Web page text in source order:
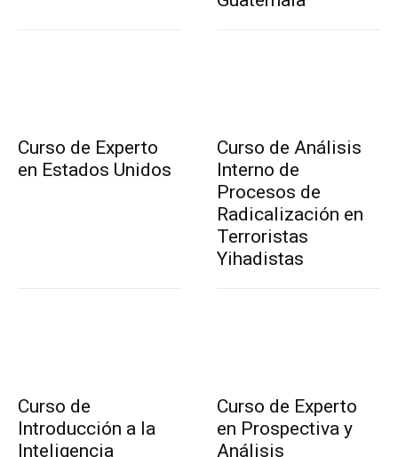
Curso de Experto
en Estados Unidos
Curso de Análisis
Interno de
Procesos de
Radicalización en
Terroristas
Yihadistas
Curso de
Introducción a la
Inteligencia
Curso de Experto
en Prospectiva y
Análisis